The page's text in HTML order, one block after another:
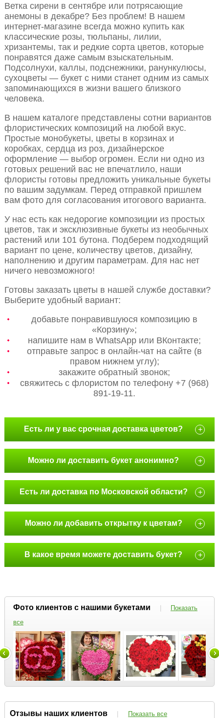
Ветка сирени в сентябре или потрясающие
анемоны в декабре? Без проблем! В нашем
интернет-магазине всегда можно купить как
классические розы, тюльпаны, лилии,
хризантемы, так и редкие сорта цветов, которые
понравятся даже самым взыскательным.
Подсолнухи, каллы, подснежники, ранункулюсы,
сухоцветы — букет с ними станет одним из самых
запоминающихся в жизни вашего близкого
человека.
В нашем каталоге представлены сотни вариантов
флористических композиций на любой вкус.
Простые монобукеты, цветы в корзинах и
коробках, сердца из роз, дизайнерское
оформление — выбор огромен. Если ни одно из
готовых решений вас не впечатлило, наши
флористы готовы предложить уникальные букеты
по вашим задумкам. Перед отправкой пришлем
вам фото для согласования итогового варианта.
У нас есть как недорогие композиции из простых
цветов, так и эксклюзивные букеты из необычных
растений или 101 бутона. Подберем подходящий
вариант по цене, количеству цветов, дизайну,
наполнению и другим параметрам. Для нас нет
ничего невозможного!
Готовы заказать цветы в нашей службе доставки?
Выберите удобный вариант:
добавьте понравившуюся композицию в
«Корзину»;
напишите нам в WhatsApp или ВКонтакте;
отправьте запрос в онлайн-чат на сайте (в
правом нижнем углу);
закажите обратный звонок;
свяжитесь с флористом по телефону +7 (968)
891-19-11.
Есть ли у вас срочная доставка цветов? +
Можно ли доставить букет анонимно? +
Есть ли доставка по Московской области? +
Можно ли добавить открытку к цветам? +
В какое время можете доставить букет? +
Фото клиентов с нашими букетами |
Показать
все
Отзывы наших клиентов | Показать все